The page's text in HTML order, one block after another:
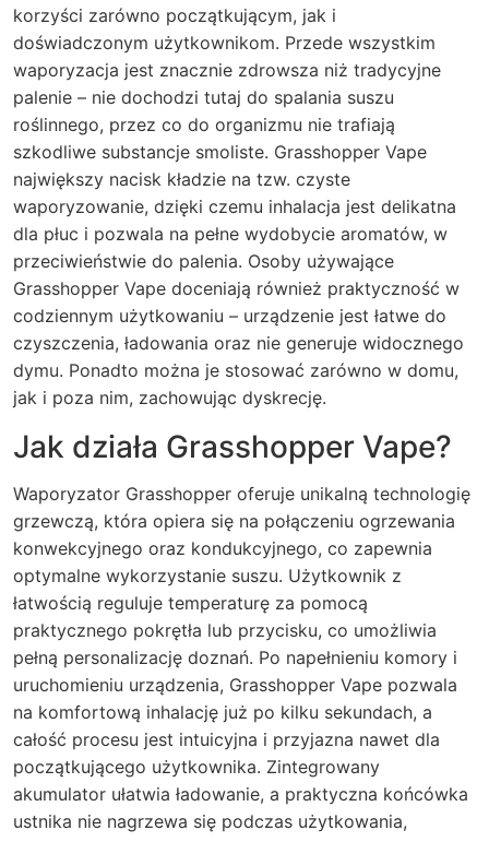
korzyści zarówno początkującym, jak i
doświadczonym użytkownikom. Przede wszystkim
waporyzacja jest znacznie zdrowsza niż tradycyjne
palenie – nie dochodzi tutaj do spalania suszu
roślinnego, przez co do organizmu nie trafiają
szkodliwe substancje smoliste. Grasshopper Vape
największy nacisk kładzie na tzw. czyste
waporyzowanie, dzięki czemu inhalacja jest delikatna
dla płuc i pozwala na pełne wydobycie aromatów, w
przeciwieństwie do palenia. Osoby używające
Grasshopper Vape doceniają również praktyczność w
codziennym użytkowaniu – urządzenie jest łatwe do
czyszczenia, ładowania oraz nie generuje widocznego
dymu. Ponadto można je stosować zarówno w domu,
jak i poza nim, zachowując dyskrecję.
Jak działa Grasshopper Vape?
Waporyzator Grasshopper oferuje unikalną technologię
grzewczą, która opiera się na połączeniu ogrzewania
konwekcyjnego oraz kondukcyjnego, co zapewnia
optymalne wykorzystanie suszu. Użytkownik z
łatwością reguluje temperaturę za pomocą
praktycznego pokrętła lub przycisku, co umożliwia
pełną personalizację doznań. Po napełnieniu komory i
uruchomieniu urządzenia, Grasshopper Vape pozwala
na komfortową inhalację już po kilku sekundach, a
całość procesu jest intuicyjna i przyjazna nawet dla
początkującego użytkownika. Zintegrowany
akumulator ułatwia ładowanie, a praktyczna końcówka
ustnika nie nagrzewa się podczas użytkowania,